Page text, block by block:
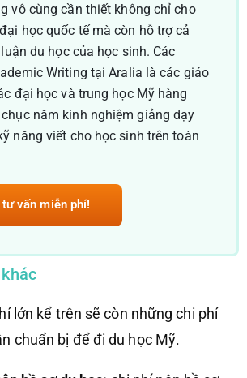
vô cùng cần thiết không chỉ cho
học quốc tế mà còn hỗ trợ cả
du học của học sinh. Các
Writing tại Aralia là các giáo
đại học và trung học Mỹ hàng
năm kinh nghiệm giảng dạy
năng viết cho học sinh trên toàn
vấn miễn phí!
lớn kể trên sẽ còn những chi phí
chuẩn bị để đi du học Mỹ.